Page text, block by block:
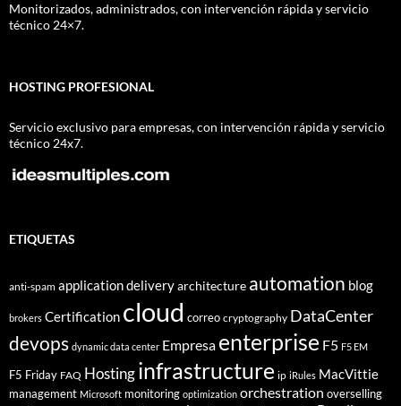
Monitorizados, administrados, con intervención rápida y servicio
técnico 24×7.
HOSTING PROFESIONAL
Servicio exclusivo para empresas, con intervención rápida y servicio
técnico 24x7.
ETIQUETAS
anti-spam application deliveryarchitecture automation blog
brokers Certification cloud correo cryptography DataCenter
devops dynamic data center Empresa enterprise F5 F5 EM
F5 Friday FAQ Hostinginfrastructure ip iRules MacVittie
management Microsoft monitoring optimization orchestration overselling